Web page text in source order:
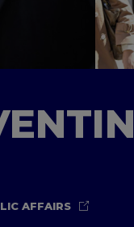
AFFAIRS